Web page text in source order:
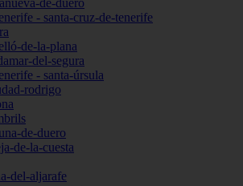
de-duero
- santa-cruz-de-tenerife
de-la-plana
del-segura
- santa-úrsula
rodrigo
de-duero
de-la-cuesta
del-aljarafe